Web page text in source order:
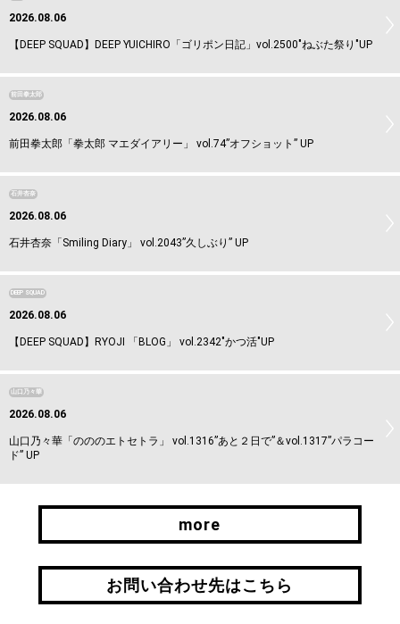
2026.08.06
【DEEP SQUAD】DEEP YUICHIRO「ゴリポン日記」vol.2500"ねぶた祭り"UP
前田拳太郎
2026.08.06
前田拳太郎「拳太郎 マエダイアリー」 vol.74”オフショット” UP
石井杏奈
2026.08.06
石井杏奈「Smiling Diary」 vol.2043”久しぶり” UP
DEEP SQUAD
2026.08.06
【DEEP SQUAD】RYOJI 「BLOG」 vol.2342"かつ活"UP
山口乃々華
2026.08.06
山口乃々華「のののエトセトラ」 vol.1316”あと２日で”＆vol.1317”パラコー
ド” UP
more
more
お問い合わせ先はこちら
お問い合わせ先はこちら
引継ぎはこちら